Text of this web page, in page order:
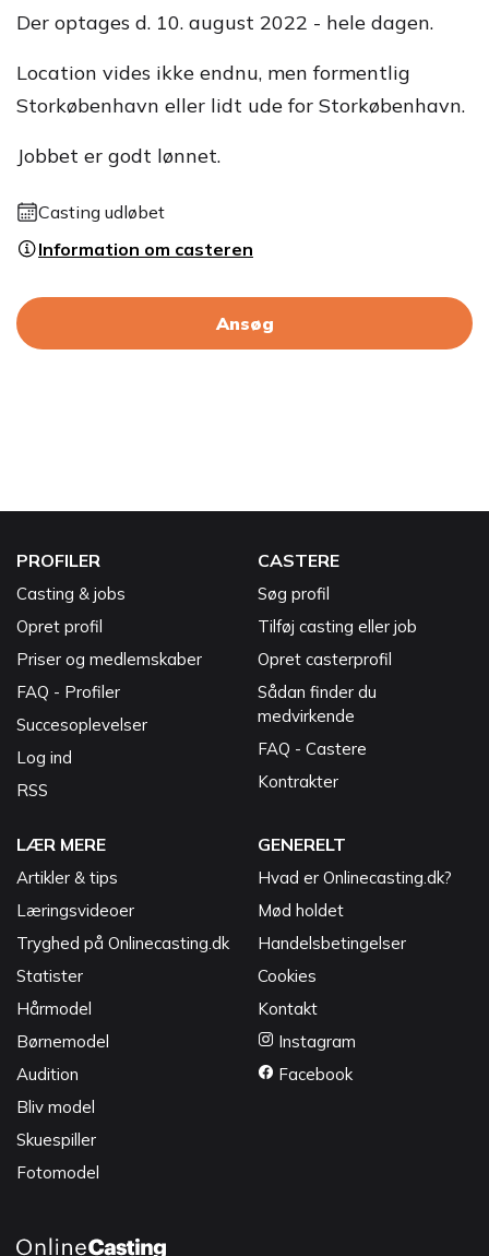
Der optages d. 10. august 2022 - hele dagen.
Location vides ikke endnu, men formentlig
Storkøbenhavn eller lidt ude for Storkøbenhavn.
Jobbet er godt lønnet.
Casting udløbet
Information om casteren
Ansøg
PROFILER
Casting & jobs
Opret profil
Priser og medlemskaber
FAQ - Profiler
Succesoplevelser
Log ind
RSS
CASTERE
Søg profil
Tilføj casting eller job
Opret casterprofil
Sådan finder du
medvirkende
FAQ - Castere
Kontrakter
LÆR MERE
Artikler & tips
Læringsvideoer
Tryghed på Onlinecasting.dk
Statister
Hårmodel
Børnemodel
Audition
Bliv model
Skuespiller
Fotomodel
GENERELT
Hvad er Onlinecasting.dk?
Mød holdet
Handelsbetingelser
Cookies
Kontakt
Instagram
Facebook